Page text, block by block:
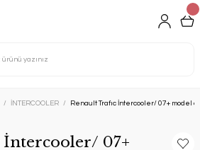
İNTERCOOLER Renault Trafıc İntercooler/ 07+ model
İntercooler/ 07+